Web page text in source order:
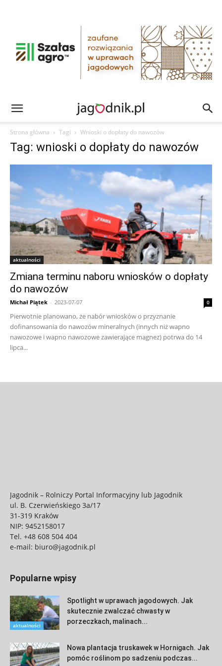
Strona główna Tagi Wnioski o dopłaty do nawozów
Tag: wnioski o dopłaty do nawozów
aktualności
Zmiana terminu naboru wniosków o dopłaty
do nawozów
Michał Piątek - 2023-07-07 0
Pierwotnie planowano, że nabór wniosków o przyznanie
dofinansowania do nawozów mineralnych (innych niż wapno
nawozowe i wapno nawozowe zawierające magnez) potrwa do 14
lipca...
Jagodnik – Rolniczy Portal Informacyjny lub Jagodnik
ul. B. Czerwieńskiego 3a/17
31-319 Kraków
NIP: 9452158017
Tel. +48 608 504 404
e-mail: biuro@jagodnik.pl
Popularne wpisy
aktualności
Spotlight w uprawach jagodowych. Jak
skutecznie zwalczać chwasty w
porzeczkach, malinach...
Nowa plantacja truskawek w Hornigach. Jak
pomóc roślinom po sadzeniu podczas...